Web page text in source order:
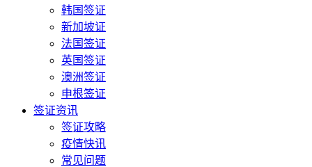
韩国签证
新加坡证
法国签证
英国签证
澳洲签证
申根签证
签证资讯
签证攻略
疫情快讯
常见问题